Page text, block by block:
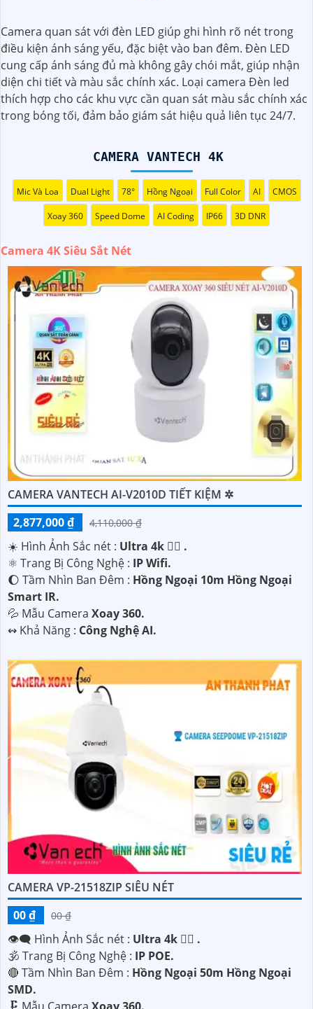
nét 4K, bạn sẽ có những hình ảnh rõ nét, sống động và chi
tiết. Được trang bị công nghệ hiện đại, Camera này cung
cấp hình ảnh chất lượng ngay cả trong điều kiện ánh sáng
yếu. 〘 Chú trọn lớn nhất là tính năng ghi hình dài hạn và
khả năng ghi đồng thời nhiều góc quay giúp bạn bảo vệ
nhà cửa và tài sản một cách hiệu quả. Với thiết kế tiện lợi,
lựa chọn hàng đầu cho hệ thống an ninh của bạn."
Camera quan sát với đèn LED giúp ghi hình rõ nét trong
điều kiện ánh sáng yếu, đặc biệt vào ban đêm. Đèn LED
cung cấp ánh sáng đủ mà không gây chói mắt, giúp nhận
diện chi tiết và màu sắc chính xác. Loại camera Đèn led
thích hợp cho các khu vực cần quan sát màu sắc chính xác
trong bóng tối, đảm bảo giám sát hiệu quả liên tục 24/7.
CAMERA VANTECH 4K
Mic Và Loa Dual Light 78° Hồng Ngoại Full Color AI CMOS
Xoay 360 Speed Dome AI Coding IP66 3D DNR
Camera 4K Siêu Sắt Nét
CAMERA VANTECH AI-V2010D TIẾT KIỆM ✲
2,877,000 ₫
4,110,000 ₫
☀️ Hình Ảnh Sắc nét : Ultra 4k 👍🏾 .
⚛️ Trang Bị Công Nghệ : IP Wifi.
🌔 Tầm Nhìn Ban Đêm : Hồng Ngoại 10m Hồng Ngoại
Smart IR.
💦 Mẫu Camera Xoay 360.
️↭ Khả Năng : Công Nghệ AI.
CAMERA VP-21518ZIP SIÊU NÉT
00 ₫
00 ₫
👁️‍🗨 Hình Ảnh Sắc nét : Ultra 4k 👍🏾 .
🕉️ Trang Bị Công Nghệ : IP POE.
🔴 Tầm Nhìn Ban Đêm : Hồng Ngoại 50m Hồng Ngoại
SMD.